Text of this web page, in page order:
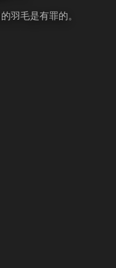
羽毛是有罪的。